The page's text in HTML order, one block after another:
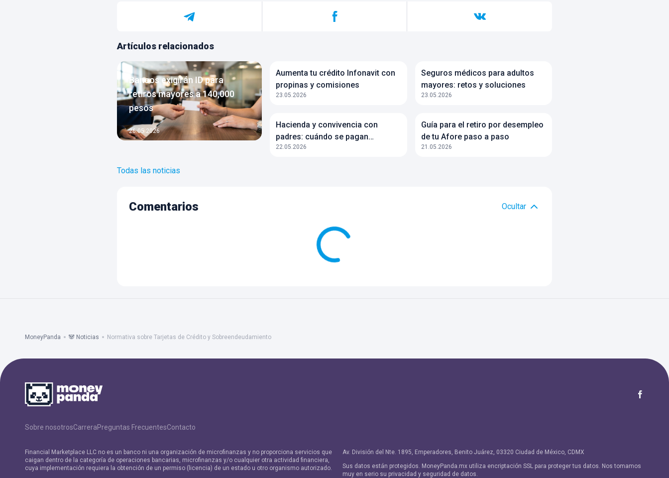
Artículos relacionados
Bancos exigirán ID para
retiros mayores a 140,000
pesos
26.05.2026
Aumenta tu crédito Infonavit con
propinas y comisiones
23.05.2026
Seguros médicos para adultos
mayores: retos y soluciones
23.05.2026
Hacienda y convivencia con
padres: cuándo se pagan
impuestos
22.05.2026
Guía para el retiro por desempleo
de tu Afore paso a paso
21.05.2026
Todas las noticias
Comentarios Ocultar
MoneyPanda 🐼 Noticias Normativa sobre Tarjetas de Crédito y Sobreendeudamiento
Sobre nosotrosCarreraPreguntas FrecuentesContacto
Financial Marketplace LLC no es un banco ni una organización de microfinanzas y no proporciona servicios que
caigan dentro de la categoría de operaciones bancarias, microfinanzas y/o cualquier otra actividad financiera,
cuya implementación requiera la obtención de un permiso (licencia) de un estado u otro organismo autorizado.
Av. División del Nte. 1895, Emperadores, Benito Juárez, 03320 Ciudad de México, CDMX
Sus datos están protegidos. MoneyPanda.mx utiliza encriptación SSL para proteger tus datos. Nos tomamos
muy en serio su privacidad y seguridad de datos.